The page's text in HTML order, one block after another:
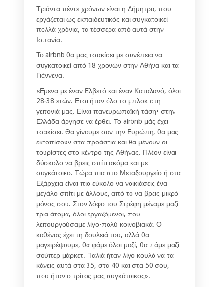
Τριάντα πέντε χρόνων είναι η Δήμητρα, που
εργάζεται ως εκπαιδευτικός και συγκατοικεί
πολλά χρόνια, τα τέσσερα από αυτά στην
Ισπανία.
Το airbnb θα μας τσακίσει με συνέπεια να
συγκατοικεί από 18 χρονών στην Αθήνα και τα
Γιάννενα.
«Εμενα με έναν Ελβετό και έναν Καταλανό, όλοι
28-38 ετών. Ετσι ήταν όλο το μπλοκ στη
γειτονιά μας. Είναι πανευρωπαϊκή τάση• στην
Ελλάδα άργησε να έρθει. Το airbnb μάς έχει
τσακίσει. Θα γίνουμε σαν την Ευρώπη, θα μας
εκτοπίσουν στα προάστια και θα μένουν οι
τουρίστες στο κέντρο της Αθήνας. Πλέον είναι
δύσκολο να βρεις σπίτι ακόμα και με
συγκάτοικο. Τώρα πια στο Μεταξουργείο ή στα
Εξάρχεια είναι πιο εύκολο να νοικιάσεις ένα
μεγάλο σπίτι με άλλους, από το να βρεις μικρό
μόνος σου. Στον λόφο του Στρέφη μέναμε μαζί
τρία άτομα, όλοι εργαζόμενοι, που
λειτουργούσαμε λίγο-πολύ κοινοβιακά. Ο
καθένας έχει τη δουλειά του, αλλά θα
μαγειρέψουμε, θα φάμε όλοι μαζί, θα πάμε μαζί
σούπερ μάρκετ. Παλιά ήταν λίγο κουλό να τα
κάνεις αυτά στα 35, στα 40 και στα 50 σου,
που ήταν ο τρίτος μας συγκάτοικος».